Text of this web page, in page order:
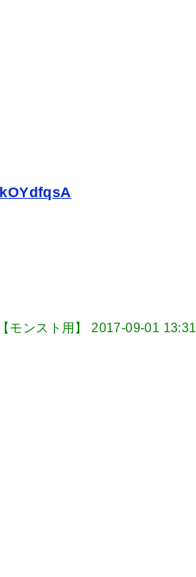
モンスト用】 2017-09-01 13:31